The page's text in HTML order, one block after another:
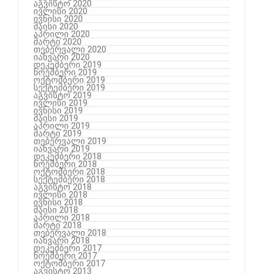
აგვისტო 2020
ივლისი 2020
ივნისი 2020
მაისი 2020
აპრილი 2020
მარტი 2020
თებერვალი 2020
იანვარი 2020
დეკემბერი 2019
ნოემბერი 2019
ოქტომბერი 2019
სექტემბერი 2019
აგვისტო 2019
ივლისი 2019
ივნისი 2019
მაისი 2019
აპრილი 2019
მარტი 2019
თებერვალი 2019
იანვარი 2019
დეკემბერი 2018
ნოემბერი 2018
ოქტომბერი 2018
სექტემბერი 2018
აგვისტო 2018
ივლისი 2018
ივნისი 2018
მაისი 2018
აპრილი 2018
მარტი 2018
თებერვალი 2018
იანვარი 2018
დეკემბერი 2017
ნოემბერი 2017
ოქტომბერი 2017
აგვისტო 2013